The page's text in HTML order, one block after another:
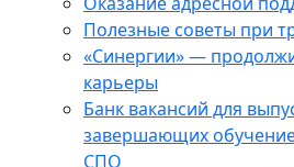
Полезные советы при
«Синергии» —
карьеры
Банк вакансий для
завершающих
СПО